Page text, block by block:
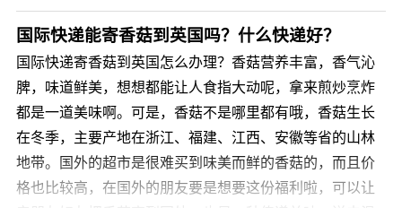
者，材积重=长*宽*高/5000
单件最大尺寸：60*60*60cm，单件最大实重<30kg
优势：中东地区价格和服务有绝对的优势，无偏远费
劣势: 不接带电货物，服务范围较窄 4-7工作日 中东地区非
电池货--首选
带电池货物→不适用
任意一边大于60cm→不适用
单件重量>30kg→不适用
去。如果是要想寄一份国际品牌的眼线给国外的朋友，又
不知道通过什么方式能寄。眼线属于国际敏感品，国际快
递不承接，眼线往英国寄国际快递找什么公司好？眼线往
英国寄国际快递，我们是您最佳的选择，我司从事私人物
品国际运输十余年经验，针对类似产品我司通常采用私人
物品通关渠道办理国际运输，不受海关相关规定限制，目
的国通关率高达99.9%，关税为零。那么，眼线往英国寄
国际快递价格是多少呢?
国际快递能寄香菇到英国吗？什么快递好？
国际快递寄香菇到英国怎么办理？香菇营养丰富，香气沁
脾，味道鲜美，想想都能让人食指大动呢，拿来煎炒烹炸
都是一道美味啊。可是，香菇不是哪里都有哦，香菇生长
在冬季，主要产地在浙江、福建、江西、安徽等省的山林
地带。国外的超市是很难买到味美而鲜的香菇的，而且价
格也比较高，在国外的朋友要是想要这份福利啦，可以让